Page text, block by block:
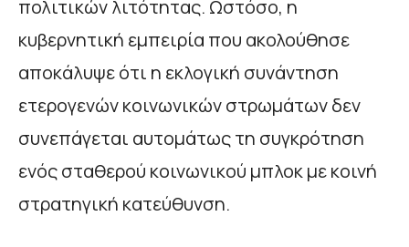
πολιτικών λιτότητας. Ωστόσο, η
κυβερνητική εμπειρία που ακολούθησε
αποκάλυψε ότι η εκλογική συνάντηση
ετερογενών κοινωνικών στρωμάτων δεν
συνεπάγεται αυτομάτως τη συγκρότηση
ενός σταθερού κοινωνικού μπλοκ με κοινή
στρατηγική κατεύθυνση.